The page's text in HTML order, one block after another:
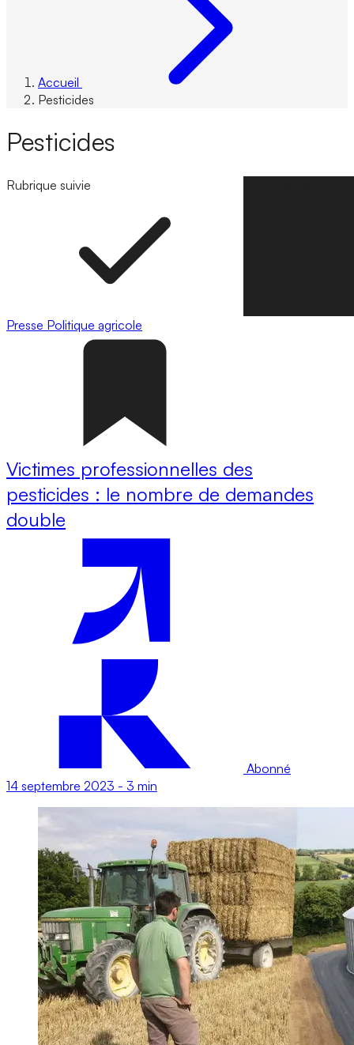
Accueil
Pesticides
Pesticides
Rubrique suivie
Presse Politique agricole
Victimes professionnelles des
pesticides : le nombre de demandes
double
Abonné
14 septembre 2023 - 3 min